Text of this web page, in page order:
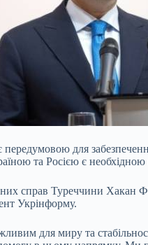
для
та Росією є
справ Туреччини Хакан
Укрінформу.
для миру та